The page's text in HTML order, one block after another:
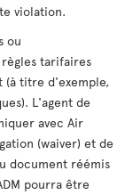
violation.
ou
tarifaires
(à titre d'exemple,
L'agent de
avec Air
(waiver) et de
document réémis
pourra être